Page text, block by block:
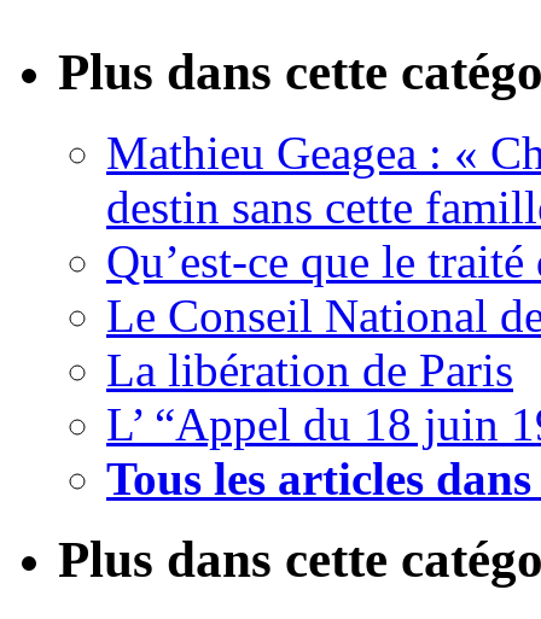
Plus dans cette
Mathieu Geagea : «
destin sans cette
Qu’est-ce que le traité
Le Conseil National
La libération de Paris
L’ “Appel du 18 juin
Tous les articles
Plus dans cette